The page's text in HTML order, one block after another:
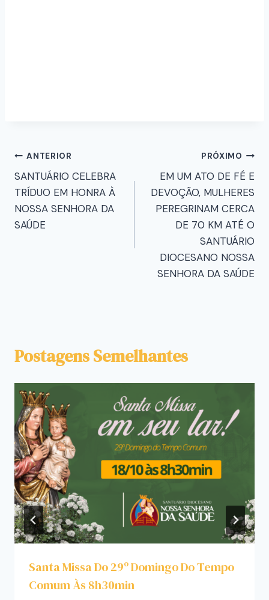
ANTERIOR
SANTUÁRIO CELEBRA
TRÍDUO EM HONRA À
NOSSA SENHORA DA
SAÚDE
PRÓXIMO
EM UM ATO DE FÉ E
DEVOÇÃO, MULHERES
PEREGRINAM CERCA
DE 70 KM ATÉ O
SANTUÁRIO
DIOCESANO NOSSA
SENHORA DA SAÚDE
Postagens Semelhantes
Santa Missa Do 29º Domingo Do Tempo
Comum Às 8h30min